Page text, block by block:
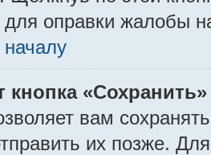
оправки жалобы
началу
кнопка
вам
их позже.